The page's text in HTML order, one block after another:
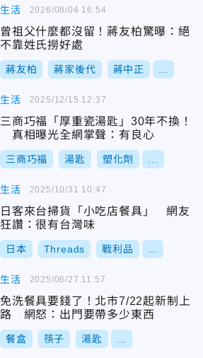
生活
曾祖父什麼都沒留！蔣友柏驚曝：絕
不靠姓氏撈好處
蔣友柏 蔣家後代 蔣中正
2026/08/04 16:54
生活
三商巧福「厚重瓷湯匙」30年不換！
真相曝光全網掌聲：有良心
三商巧福 湯匙 塑化劑
2025/12/15 12:37
生活
日客來台掃貨「小吃店餐具」 網友
狂讚：很有台灣味
日本 Threads 戰利品
2025/10/31 10:47
生活
免洗餐具要錢了！北市7/22起新制上
路 網怒：出門要帶多少東西
餐盒 筷子 湯匙
2025/06/27 11:57